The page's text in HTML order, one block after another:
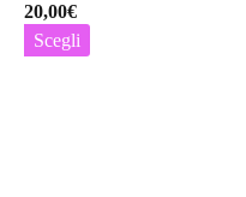
20,00€
Scegli